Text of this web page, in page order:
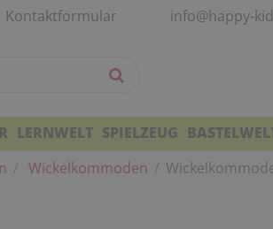
Kontaktformular info@happy-
LERNWELT SPIELZEUG
Wickelkommoden